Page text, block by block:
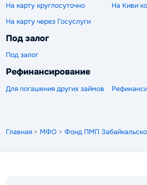
На карту круглосуточно
На Киви
На карту через Госуслуги
Под залог
Под залог
Рефинансирование
Для погашения других займов
Главная > МФО > Фонд ПМП